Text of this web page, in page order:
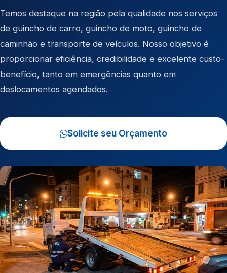
Temos destaque na região pela qualidade nos serviços
de guincho de carro, guincho de moto, guincho de
caminhão e transporte de veículos. Nosso objetivo é
proporcionar eficiência, credibilidade e excelente custo-
benefício, tanto em emergências quanto em
deslocamentos agendados.
Solicite seu Orçamento